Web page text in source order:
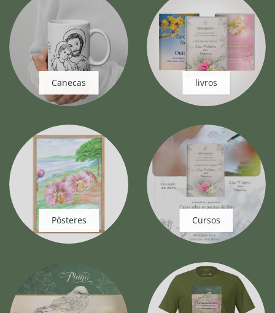
Canecas livros
Pôsteres Cursos